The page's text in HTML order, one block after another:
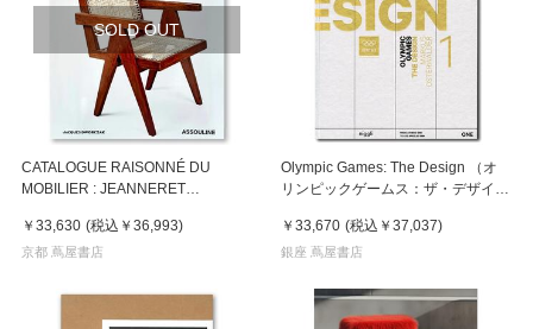
SOLD OUT
CATALOGUE RAISONNÉ DU
MOBILIER : JEANNERET
￥33,630 (税込 ￥36,993)
京都 蔦屋書店
Olympic Games: The Design （オ
リンピックゲームス：ザ・デザイ
￥33,670 (税込 ￥37,037)
銀座 蔦屋書店